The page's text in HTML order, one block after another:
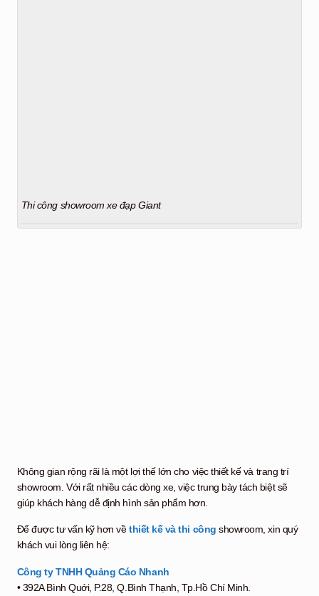
Thi công showroom xe đạp Giant
Không gian rộng rãi là một lợi thế lớn cho việc thiết kế và trang trí
showroom. Với rất nhiều các dòng xe, việc trung bày tách biệt sẽ
giúp khách hàng dễ định hình sản phẩm hơn.
Để được tư vấn kỹ hơn vềthiết kế và thi công showroom, xin quý
khách vui lòng liên hệ:
Công ty TNHH Quảng Cáo Nhanh
• 392A Bình Quới, P.28, Q.Bình Thạnh, Tp.Hồ Chí Minh.